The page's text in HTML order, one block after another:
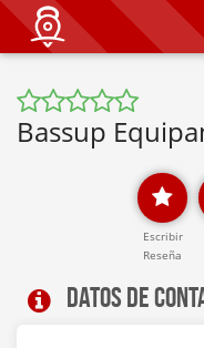
Bassup
Escribir
Reseña
Datos de